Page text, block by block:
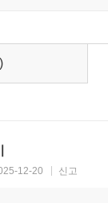
12-20 신고